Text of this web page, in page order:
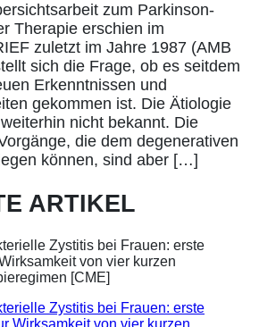
zum Parkinson-
Therapie erschien im
zuletzt im Jahre 1987 (AMB
sich die Frage, ob es seitdem
Erkenntnissen und
gekommen ist. Die Ätiologie
nicht bekannt. Die
die dem degenerativen
können, sind aber […]
ARTIKEL
Zystitis bei Frauen: erste
Wirksamkeit von vier kurzen